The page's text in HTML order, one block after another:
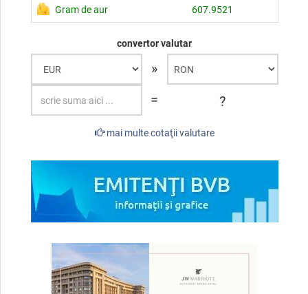
Gram de aur 607.9521
convertor valutar
»
=
?
mai multe cotaţii valutare